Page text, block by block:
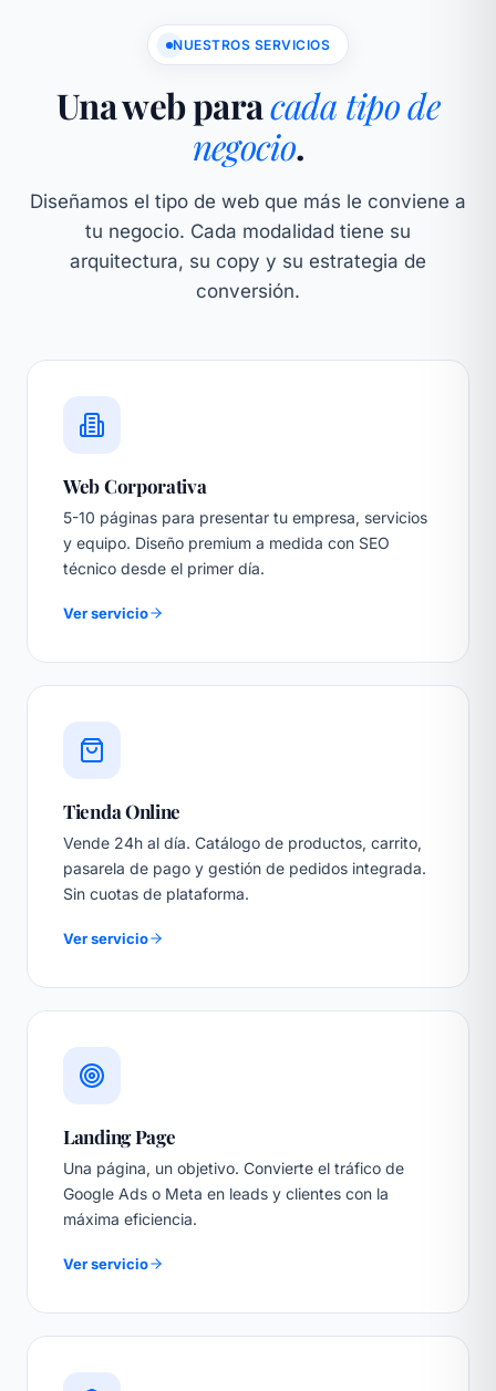
NUESTROS SERVICIOS
Una web paracada tipo de
negocio.
Diseñamos el tipo de web que más le conviene a
tu negocio. Cada modalidad tiene su
arquitectura, su copy y su estrategia de
conversión.
Web Corporativa
5-10 páginas para presentar tu empresa, servicios
y equipo. Diseño premium a medida con SEO
técnico desde el primer día.
Ver servicio
Tienda Online
Vende 24h al día. Catálogo de productos, carrito,
pasarela de pago y gestión de pedidos integrada.
Sin cuotas de plataforma.
Ver servicio
Landing Page
Una página, un objetivo. Convierte el tráfico de
Google Ads o Meta en leads y clientes con la
máxima eficiencia.
Ver servicio